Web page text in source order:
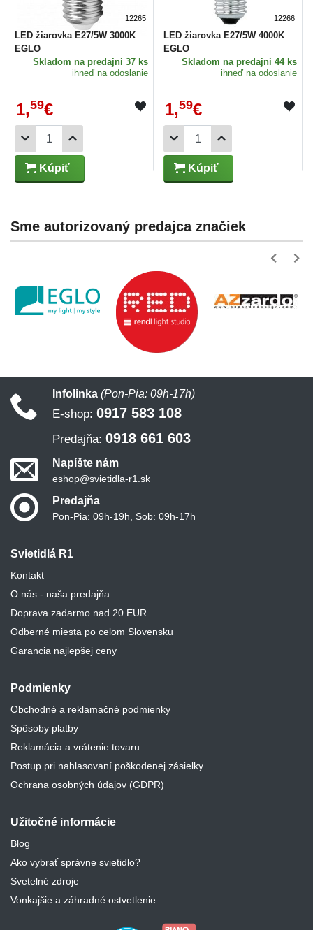
12265
LED žiarovka E27/5W 3000K
EGLO
Skladom na predajni 37 ks
ihneď na odoslanie
1,59€
Kúpiť
12266
LED žiarovka E27/5W 4000K
EGLO
Skladom na predajni 44 ks
ihneď na odoslanie
1,59€
Kúpiť
Sme autorizovaný predajca značiek
Svietidlá R1
Kontakt
O nás - naša predajňa
Doprava zadarmo nad 20 EUR
Odberné miesta po celom Slovensku
Garancia najlepšej ceny
Podmienky
Obchodné a reklamačné podmienky
Spôsoby platby
Reklamácia a vrátenie tovaru
Postup pri nahlasovaní poškodenej zásielky
Ochrana osobných údajov (GDPR)
Užitočné informácie
Blog
Ako vybrať správne svietidlo?
Svetelné zdroje
Vonkajšie a záhradné ostvetlenie
Infolinka (Pon-Pia: 09h-17h)
E-shop: 0917 583 108
Predajňa: 0918 661 603
Napíšte nám
eshop@svietidla-r1.sk
Predajňa
Pon-Pia: 09h-19h, Sob: 09h-17h